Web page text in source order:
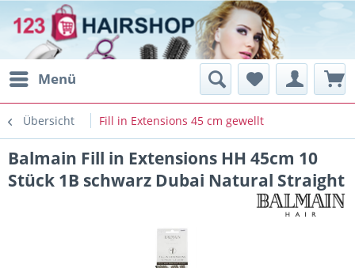
Menü
Übersicht Fill in Extensions 45 cm gewellt
Balmain Fill in Extensions HH 45cm 10
Stück 1B schwarz Dubai Natural Straight